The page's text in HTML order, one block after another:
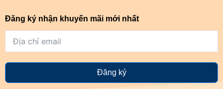
Đăng ký nhận khuyến mãi mới nhất
Đăng ký